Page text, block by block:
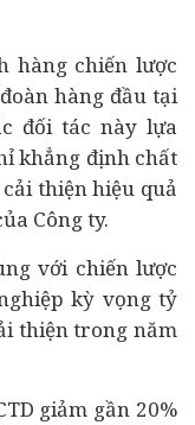
hàng chiến lược
hàng đầu tại
đối tác này lựa
khẳng định chất
thiện hiệu quả
Công ty.
với chiến lược
kỳ vọng tỷ
thiện trong năm
giảm gần 20%